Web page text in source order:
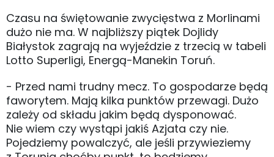
Czasu na świętowanie zwycięstwa z Morlinami
dużo nie ma. W najbliższy piątek Dojlidy
Białystok zagrają na wyjeździe z trzecią w tabeli
Lotto Superligi, Energą-Manekin Toruń.
- Przed nami trudny mecz. To gospodarze będą
faworytem. Mają kilka punktów przewagi. Dużo
zależy od składu jakim będą dysponować.
Nie wiem czy wystąpi jakiś Azjata czy nie.
Pojedziemy powalczyć, ale jeśli przywieziemy